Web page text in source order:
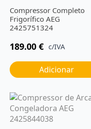
Compressor Completo
Frigorífico AEG
2425751324
189.00 € c/IVA
Adicionar